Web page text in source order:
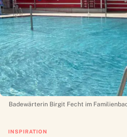
Badewärterin Birgit Fecht im
INSPIRATION